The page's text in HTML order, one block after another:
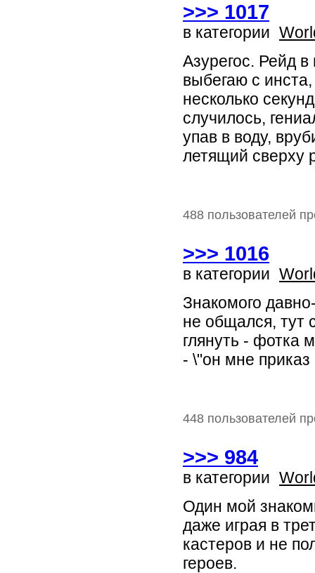
>>> 1017
в категории
Азурегос. Рейд
выбегаю с
несколько
случилось,
упав в воду,
летящий сверху
488 пользователей
>>> 1016
в категории
Знакомого
не общался, тут
глянуть - фотка
- \"он мне
448 пользователей
>>> 984
в категории
Один мой
даже играя в
кастеров и не
героев.